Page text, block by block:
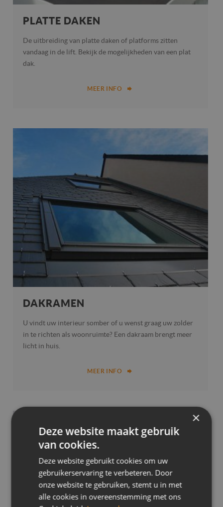
PLATTE DAKEN
De uitbreiding van platte daken of platforms zitten
vandaag in de lift. Bekijk de mogelijkheden van een plat
dak.
MEER INFO
DAKRAMEN
U vindt uw interieur somber of u wenst graag uw zolder
in te richten als woonruimte? Een dakraam brengt meer
licht in huis.
MEER INFO
×
Deze website maakt gebruik
van cookies.
Deze website gebruikt cookies om uw
gebruikerservaring te verbeteren. Door
onze website te gebruiken, stemt u in met
alle cookies in overeenstemming met ons